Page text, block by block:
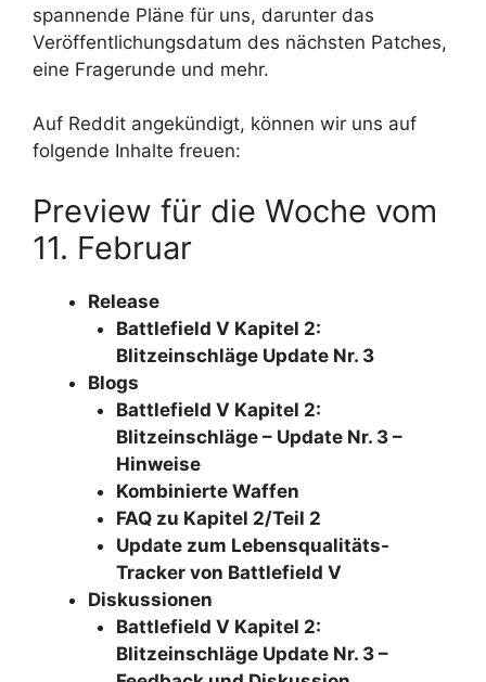
spannende Pläne für uns, darunter das
Veröffentlichungsdatum des nächsten Patches,
eine Fragerunde und mehr.
Auf Reddit angekündigt, können wir uns auf
folgende Inhalte freuen:
Preview für die Woche vom
11. Februar
Release
Battlefield V Kapitel 2:
Blitzeinschläge Update Nr. 3
Blogs
Battlefield V Kapitel 2:
Blitzeinschläge – Update Nr. 3 –
Hinweise
Kombinierte Waffen
FAQ zu Kapitel 2/Teil 2
Update zum Lebensqualitäts-
Tracker von Battlefield V
Diskussionen
Battlefield V Kapitel 2:
Blitzeinschläge Update Nr. 3 –